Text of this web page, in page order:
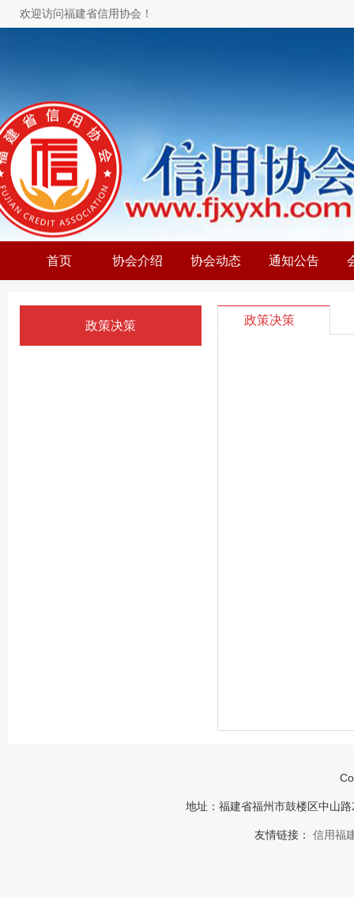
欢迎访问福建省信用协会！
首页 协会介绍 协会动态 通知公告
政策决策 政策决策
地址：福建省福州市鼓楼区中山
友情链接： 信用福